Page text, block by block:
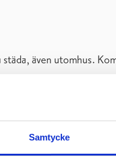
Samtycke
även utomhus.
gångvägarna och
soppåsar